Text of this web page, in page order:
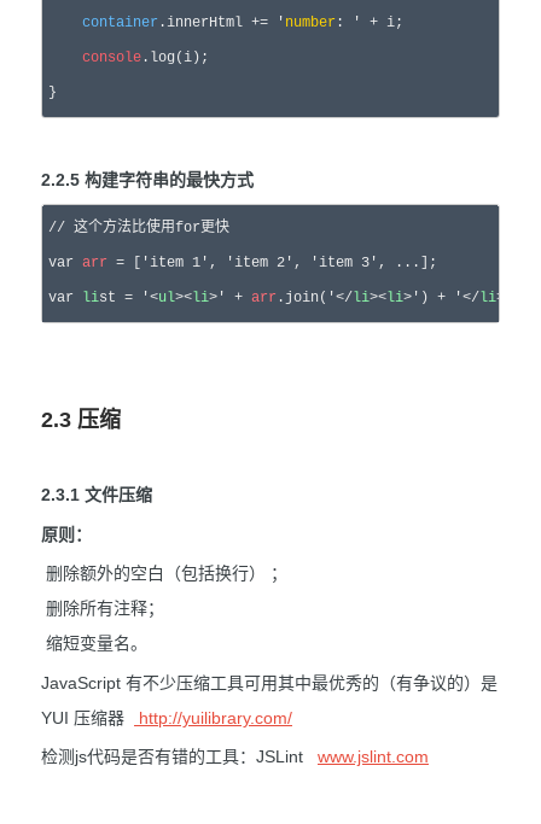
container .innerHtml += ' number : ' + i;
console .log(i);
}
2.2.5 构建字符串的最快方式
// 这个方法比使用for更快
var arr = ['item 1', 'item 2', 'item 3'
var list = '<ul><li>' + arr .join('</ li><li>') + '</ li></
2.3 压缩
2.3.1 文件压缩
原则：
删除额外的空白（包括换行） ；
删除所有注释；
缩短变量名。
JavaScript 有不少压缩工具可用其中最优秀的（有争议的）是
YUI 压缩器
http://yuilibrary.com/
检测js代码是否有错的工具：JSLint www.jslint.com